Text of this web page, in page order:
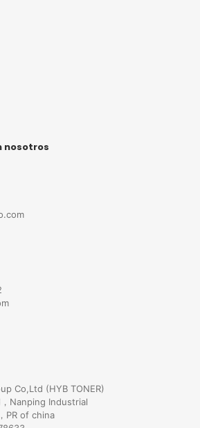
nosotros
Co,Ltd (HYB TONER)
Nanping Industrial
PR of china